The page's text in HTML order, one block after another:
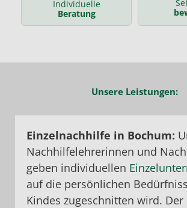
Individuelle
Beratung
Unsere Leistungen:
Einzelnachhilfe in Bochum:
Nachhilfelehrerinnen und
geben individuellen
auf die persönlichen
Kindes zugeschnitten wird. Der